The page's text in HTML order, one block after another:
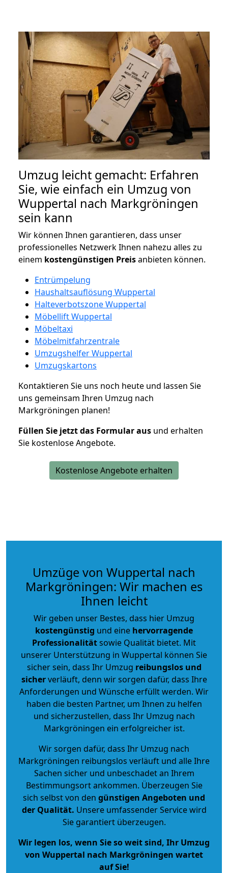
Umzug leicht gemacht: Erfahren
Sie, wie einfach ein Umzug von
Wuppertal nach Markgröningen
sein kann
Wir können Ihnen garantieren, dass unser
professionelles Netzwerk Ihnen nahezu alles zu
einem kostengünstigen Preisanbieten können.
Entrümpelung
Haushaltsauflösung Wuppertal
Halteverbotszone Wuppertal
Möbellift Wuppertal
Möbeltaxi
Möbelmitfahrzentrale
Umzugshelfer Wuppertal
Umzugskartons
Kontaktieren Sie uns noch heute und lassen Sie
uns gemeinsam Ihren Umzug nach
Markgröningen planen!
Füllen Sie jetzt das Formular aus und erhalten
Sie kostenlose Angebote.
Kostenlose Angebote erhalten
Umzüge von Wuppertal nach
Markgröningen: Wir machen es
Ihnen leicht
Wir geben unser Bestes, dass hier Umzug
kostengünstig und eine hervorragende
Professionalitätsowie Qualität bietet. Mit
unserer Unterstützung in Wuppertal können Sie
sicher sein, dass Ihr Umzug reibungslos und
sicherverläuft, denn wir sorgen dafür, dass Ihre
Anforderungen und Wünsche erfüllt werden. Wir
haben die besten Partner, um Ihnen zu helfen
und sicherzustellen, dass Ihr Umzug nach
Markgröningen ein erfolgreicher ist.
Wir sorgen dafür, dass Ihr Umzug nach
Markgröningen reibungslos verläuft und alle Ihre
Sachen sicher und unbeschadet an Ihrem
Bestimmungsort ankommen. Überzeugen Sie
sich selbst von den günstigen Angeboten und
der Qualität. Unsere umfassender Service wird
Sie garantiert überzeugen.
Wir legen los, wenn Sie so weit sind, Ihr Umzug
von Wuppertal nach Markgröningen wartet
auf Sie!